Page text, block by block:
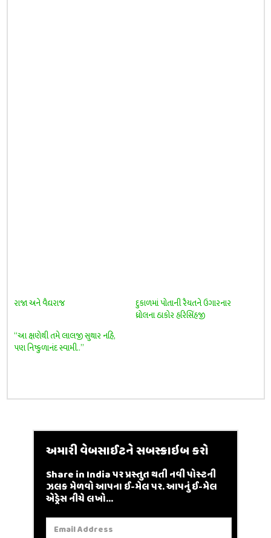
રાજા અને વૈદ્યરાજ
દુકાળમાં પોતાની રૈયતને ઉગારનાર
ધ્રોલના ઠાકોર હરિસિંહજી
‘‘આ ક્ષણેથી તમે લાલજી સુથાર નહિ,
પણ નિષ્કુળાનંદ સ્વામી..’’
અમારી વેબસાઈટને સબસ્ક્રાઇબ કરો
Share in India પર પ્રસ્તુત થતી નવી પોસ્ટની
ઝલક મેળવો આપના ઈ-મેલ પર. આપનું ઈ-મેલ
એડ્રેસ નીચે લખો...
Email